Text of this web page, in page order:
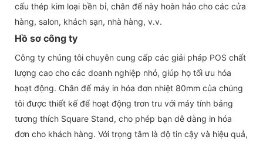
cấu thép kim loại bền bỉ, chân đế này hoàn hảo cho các cửa
hàng, salon, khách sạn, nhà hàng, v.v.
Hồ sơ công ty
Công ty chúng tôi chuyên cung cấp các giải pháp POS chất
lượng cao cho các doanh nghiệp nhỏ, giúp họ tối ưu hóa
hoạt động. Chân đế máy in hóa đơn nhiệt 80mm của chúng
tôi được thiết kế để hoạt động trơn tru với máy tính bảng
tương thích Square Stand, cho phép bạn dễ dàng in hóa
đơn cho khách hàng. Với trọng tâm là độ tin cậy và hiệu quả,